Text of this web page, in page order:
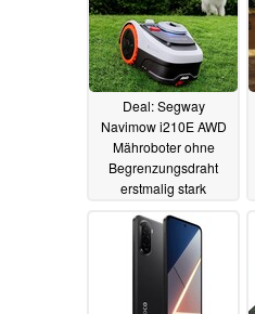
Deal: Segway
Navimow i210E AWD
Mähroboter ohne
Begrenzungsdraht
erstmalig stark